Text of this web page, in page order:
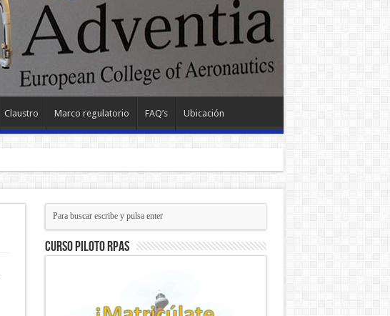
Claustro Marco regulatorio FAQ’s Ubicación
Curso piloto RPAs